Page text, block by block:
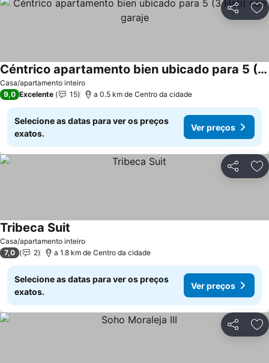
Partilhar
Casa/apartamento inteiro
Céntrico apartamento bien ubicado para 5 (3 Hab) con garaje
9,0 Excelente 15 a 0.5 km de Centro da cidade
Selecione as datas para ver os preços
exatos.
Ver preços
Partilhar
Casa/apartamento inteiro
Tribeca Suit
7,0 2 a 1.8 km de Centro da cidade
Selecione as datas para ver os preços
exatos.
Ver preços
Partilhar